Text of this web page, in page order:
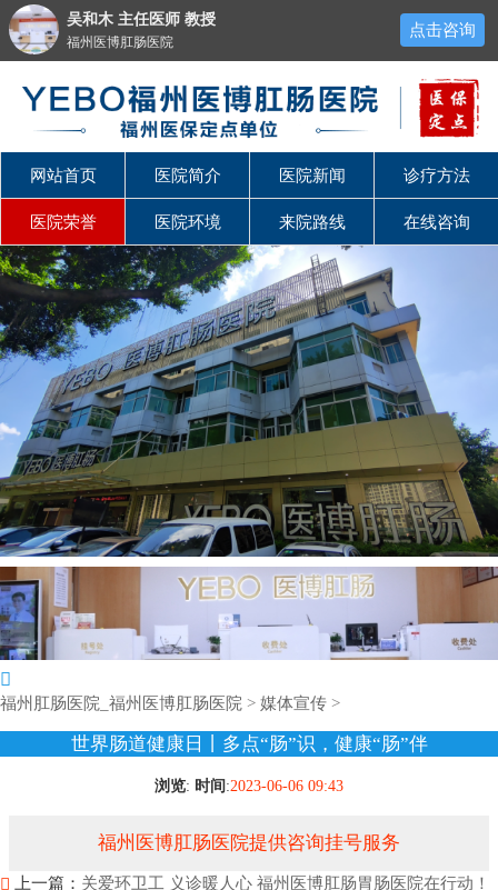
网站首页 医院简介 医院新闻 诊疗方法
医院荣誉 医院环境 来院路线 在线咨询
福州肛肠医院_福州医博肛肠医院 > 媒体宣传 >
世界肠道健康日丨多点“肠”识，健康“肠”伴
浏览: 时间 :2023-06-06 09:43
福州医博肛肠医院提供咨询挂号服务
上一篇： 关爱环卫工 义诊暖人心 福州医博肛肠胃肠医院在行动！
吴和木 主任医师 教授
福州医博肛肠医院
点击咨询